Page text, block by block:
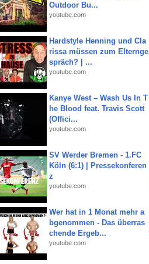
Outdoor Bu...
youtube.com
Hardstyle Henning und Cla
rissa müssen zum Elternge
spräch? | ...
youtube.com
Kanye West – Wash Us In T
he Blood feat. Travis Scott
(Offici...
youtube.com
SV Werder Bremen - 1.FC
Köln (6:1) | Pressekonferen
z
youtube.com
Wer hat in 1 Monat mehr a
bgenommen - Das überras
chende Ergeb...
youtube.com